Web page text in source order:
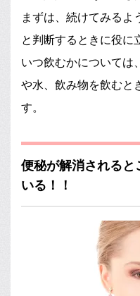
まずは、続けてみるよ
と判断するときに役に
いつ飲むかについては
や水、飲み物を飲むと
す。
便秘が解消されると
いる！！